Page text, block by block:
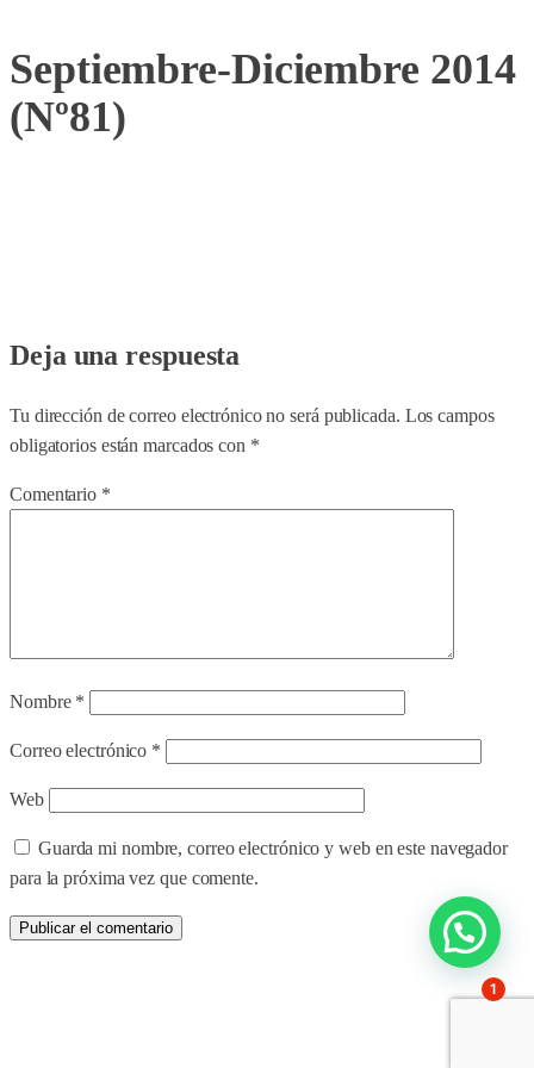
Septiembre-Diciembre 2014
(Nº81)
Deja una respuesta
Tu dirección de correo electrónico no será publicada. Los campos
obligatorios están marcados con *
Comentario *
Nombre *
Correo electrónico *
Web
Guarda mi nombre, correo electrónico y web en este navegador
para la próxima vez que comente.
1